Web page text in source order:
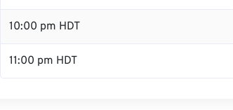
10:00 pm HDT
11:00 pm HDT